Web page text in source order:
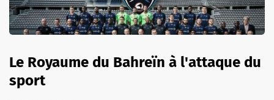
Le Royaume du Bahreïn à l'attaque du
sport